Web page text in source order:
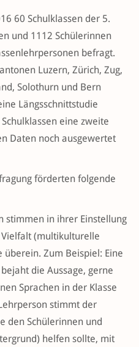
60 Schulklassen der 5.
und 1112 Schülerinnen
befragt.
Luzern, Zürich, Zug,
Solothurn und Bern
Längsschnittstudie
eine zweite
Daten noch ausgewertet
förderten folgende
stimmen in ihrer Einstellung
(multikulturelle
Zum Beispiel: Eine
die Aussage, gerne
Sprachen in der Klasse
stimmt der
den Schülerinnen und
helfen sollte, mit